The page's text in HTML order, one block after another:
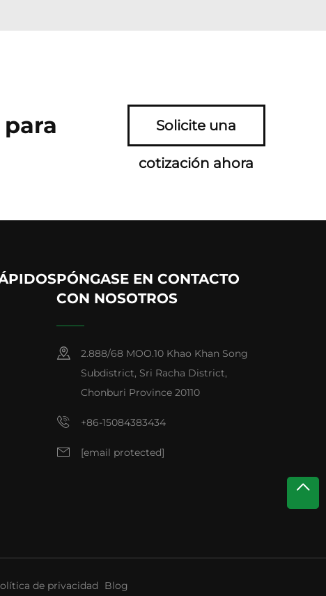
Solicite una
cotización ahora
PÓNGASE EN CONTACTO
CON NOSOTROS
2.888/68 MOO.10 Khao Khan Song
Subdistrict, Sri Racha District,
Chonburi Province 20110
+86-15084383434
[email protected]
de privacidad Blog